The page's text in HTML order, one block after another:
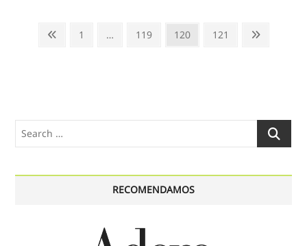
Paginación
Previous
Page
1 … Page
119 Page
120 Page
121
Next
Search
RECOMENDAMOS